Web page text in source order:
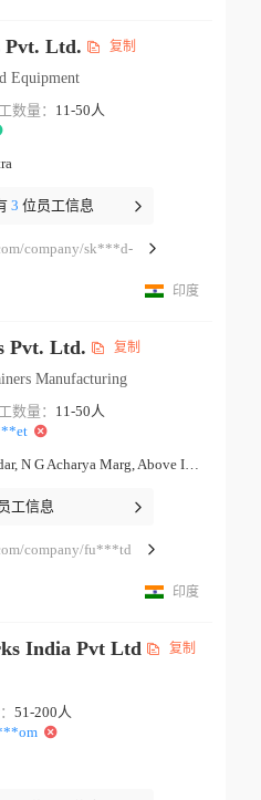
Pvt. Ltd. 复制
Equipment
数量： 11-50人
3 位员工信息
company/sk***d-
印度
Pvt. Ltd. 复制
Manufacturing
数量： 11-50人
71 C, Sundar, N G Acharya Marg, Above Indian Bank Mumbai Maharashtra
工信息
company/fu***td
印度
India Pvt Ltd 复制
51-200人